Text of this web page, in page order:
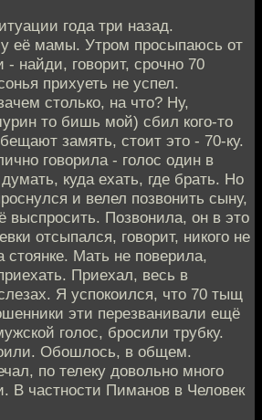
года три назад.
её мамы. Утром просыпаюсь от
найди, говорит, срочно 70
прихуеть не успел.
столько, на что? Ну,
то бишь мой) сбил кого-то
замять, стоит это - 70-ку.
говорила - голос один в
куда ехать, где брать. Но
и велел позвонить сыну,
выспросить. Позвонила, он в это
отсыпался, говорит, никого не
Мать не поверила,
Приехал, весь в
Я успокоился, что 70 тыщ
эти перезванивали ещё
голос, бросили трубку.
Обошлось, в общем.
по телеку довольно много
В частности Пиманов в Человек